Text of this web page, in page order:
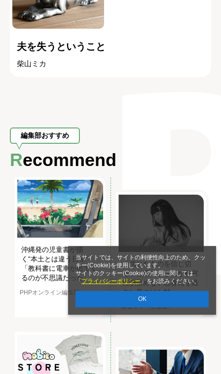
当サイトでは、サイトの利便性向上のため、クッ
キー(Cookie)を使用しています。
サイトのクッキー(Cookie)の使用に関しては、
「プライバシーポリシー」をお読みください。
OK
夫を失うということ
柴山ミカ
編集部おすすめ
Recommend
沖縄発の児童書が描
く“本土とは違う日常”
「教科書に電車が出てく
るのが不思議だった」
PHPオンライン編集部
「信じたものを信じ切
る」青葉市子さんが教室
に馴染めない思春期を過
ごし見つけた軸
青葉市子（音楽家）